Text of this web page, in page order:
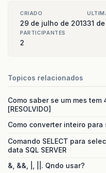
if
(mes ==
public String
}
}
CRIADO
29 de julho de 201331
PARTICIPANTES
2
Topicos relacionados
Como saber se um mes tem
[RESOLVIDO]
Como converter inteiro para
Comando SELECT para
data SQL SERVER
&, &&, |, ||. Qndo usar?